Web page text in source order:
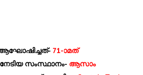
ആഘോഷിച്ചത്- 71-ാമത്
നേടിയ സംസ്ഥാനം- ആസാം